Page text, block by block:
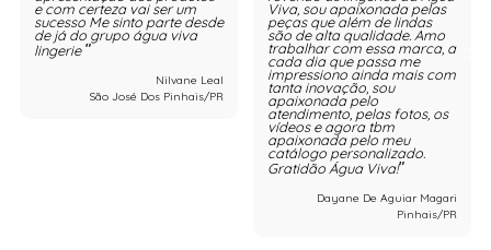
e com certeza vai ser um
sucesso Me sinto parte desde
de já do grupo água viva
lingerie
Nilvane Leal
São José Dos Pinhais/PR
Viva, sou apaixonada pelas
peças que além de lindas
são de alta qualidade. Amo
trabalhar com essa marca, a
cada dia que passa me
impressiono ainda mais com
tanta inovação, sou
apaixonada pelo
atendimento, pelas fotos, os
vídeos e agora tbm
apaixonada pelo meu
catálogo personalizado.
Gratidão Água Viva!
Dayane De Aguiar Magari
Pinhais/PR